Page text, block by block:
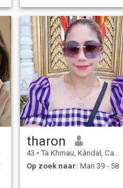
tharon
43 • Ta Khmau, Kândal, Cambodja
Op zoek naar: Man 39 - 58